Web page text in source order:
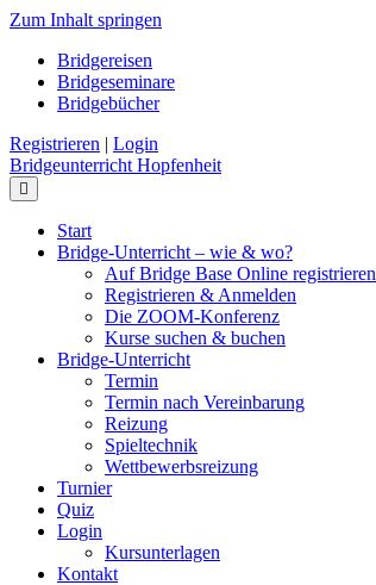
Zum Inhalt springen
Bridgereisen
Bridgeseminare
Bridgebücher
Registrieren | Login
Bridgeunterricht Hopfenheit
Start
Bridge-Unterricht – wie & wo?
Auf Bridge Base Online registrieren
Registrieren & Anmelden
Die ZOOM-Konferenz
Kurse suchen & buchen
Bridge-Unterricht
Termin
Termin nach Vereinbarung
Reizung
Spieltechnik
Wettbewerbsreizung
Turnier
Quiz
Login
Kursunterlagen
Kontakt